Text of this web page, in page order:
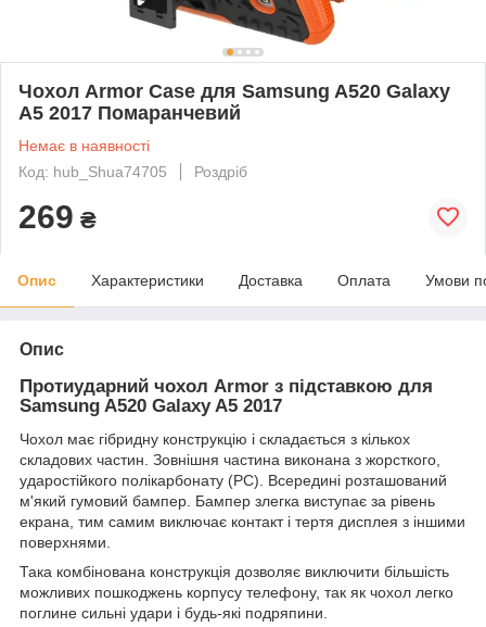
Чохол Armor Case для Samsung A520 Galaxy
A5 2017 Помаранчевий
Немає в наявності
Код: hub_Shua74705
Роздріб
269 ₴
Опис Характеристики Доставка Оплата Умови
Опис
Протиударний чохол Armor з підставкою для
Samsung A520 Galaxy A5 2017
Чохол має гібридну конструкцію і складається з кількох
складових частин. Зовнішня частина виконана з жорсткого,
ударостійкого полікарбонату (PC). Всередині розташований
м'який гумовий бампер. Бампер злегка виступає за рівень
екрана, тим самим виключає контакт і тертя дисплея з іншими
поверхнями.
Така комбінована конструкція дозволяє виключити більшість
можливих пошкоджень корпусу телефону, так як чохол легко
поглине сильні удари і будь-які подряпини.